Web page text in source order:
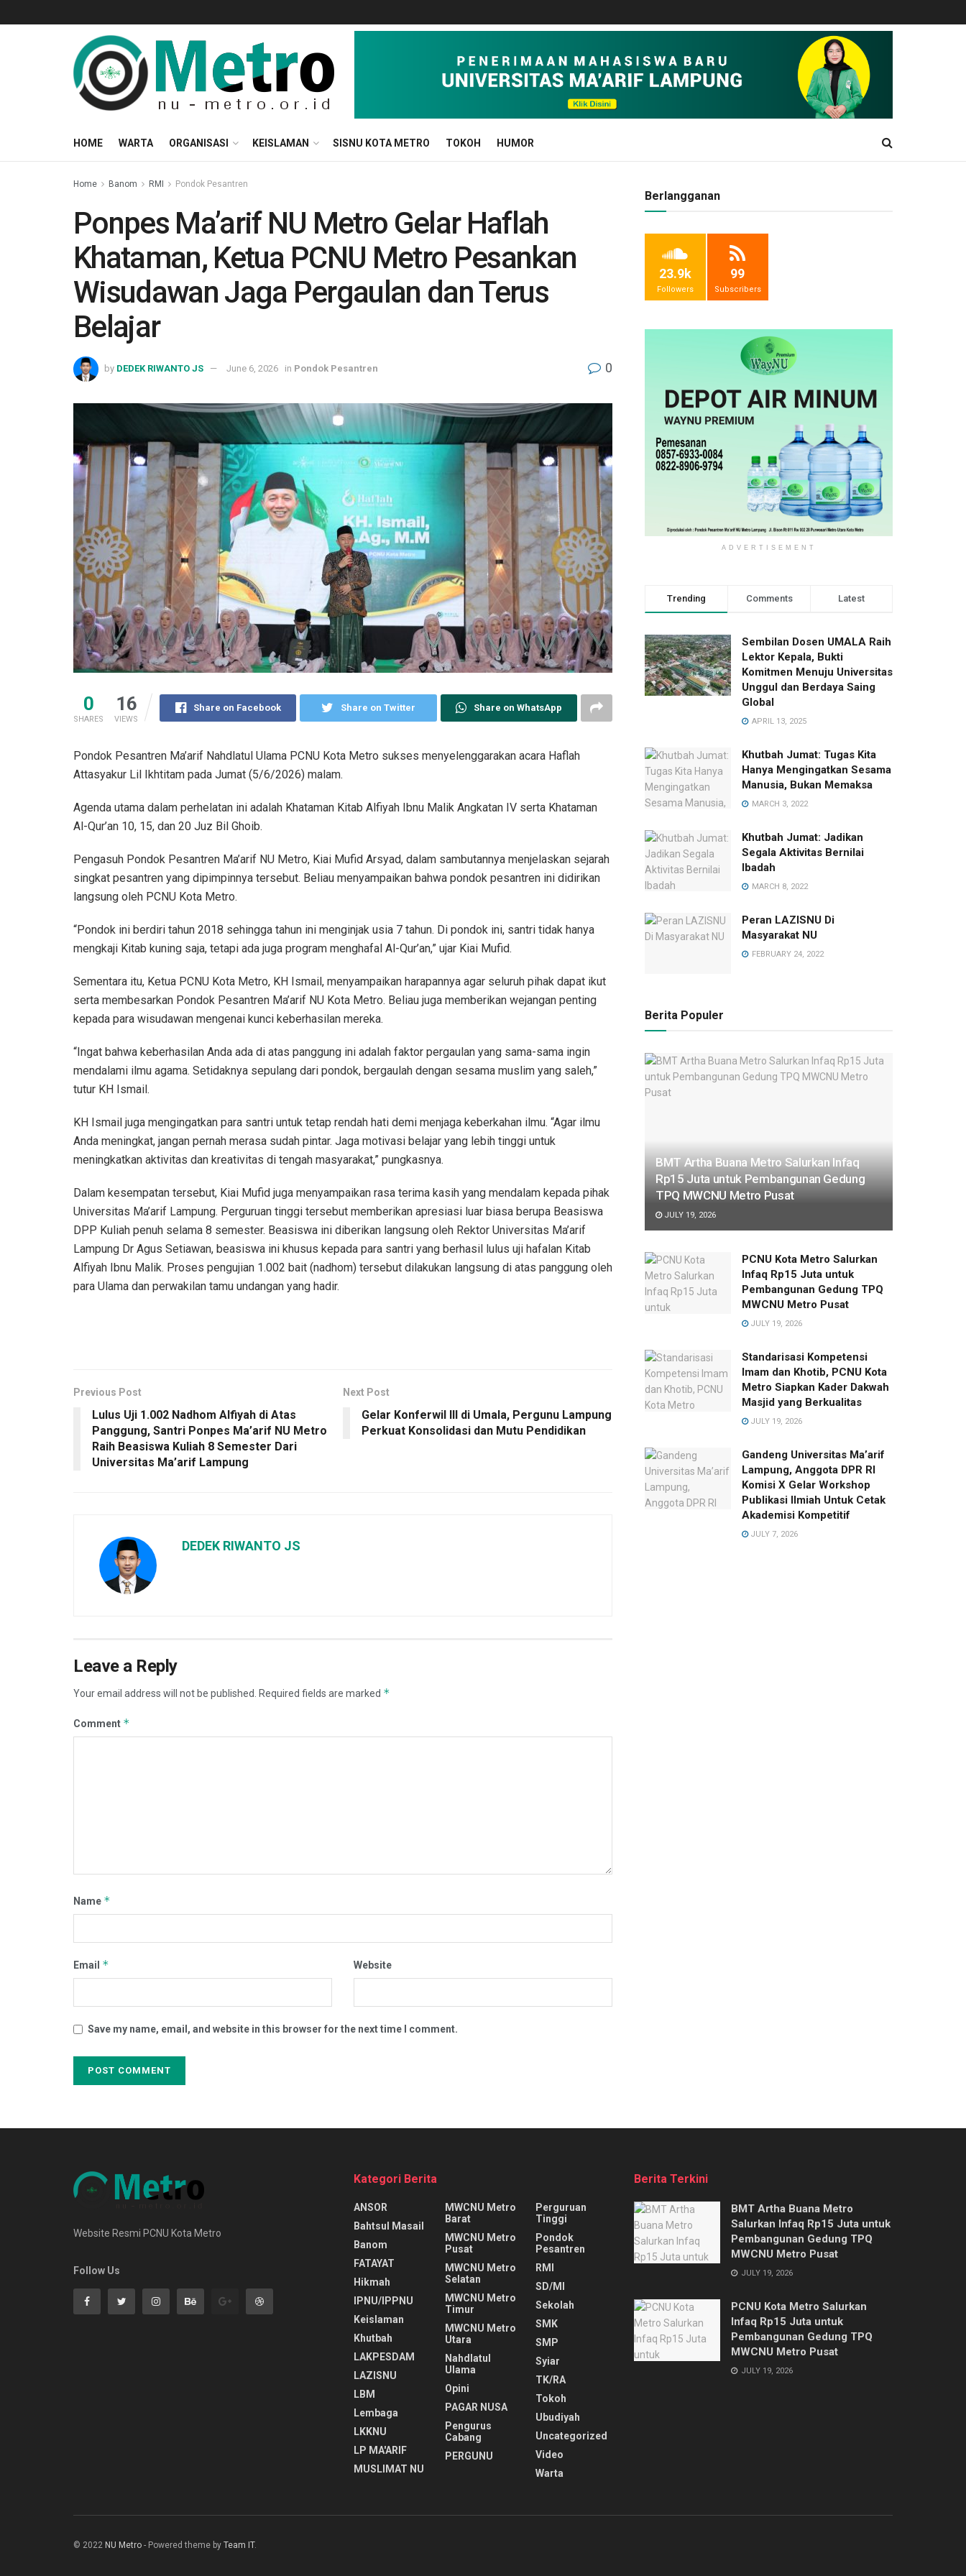
HOME WARTA ORGANISASI KEISLAMAN SISNU KOTA METRO TOKOH HUMOR
Home Banom RMI Pondok Pesantren
Ponpes Ma’arif NU Metro Gelar Haflah
Khataman, Ketua PCNU Metro Pesankan
Wisudawan Jaga Pergaulan dan Terus
Belajar
by DEDEK RIWANTO JS June 6, 2026 in Pondok Pesantren 0
0
SHARES
16
VIEWS
Share on Facebook Share on Twitter Share on WhatsApp
Pondok Pesantren Ma’arif Nahdlatul Ulama PCNU Kota Metro sukses menyelenggarakan acara Haflah
Attasyakur Lil Ikhtitam pada Jumat (5/6/2026) malam.
Agenda utama dalam perhelatan ini adalah Khataman Kitab Alfiyah Ibnu Malik Angkatan IV serta Khataman
Al-Qur’an 10, 15, dan 20 Juz Bil Ghoib.
Pengasuh Pondok Pesantren Ma’arif NU Metro, Kiai Mufid Arsyad, dalam sambutannya menjelaskan sejarah
singkat pesantren yang dipimpinnya tersebut. Beliau menyampaikan bahwa pondok pesantren ini didirikan
langsung oleh PCNU Kota Metro.
“Pondok ini berdiri tahun 2018 sehingga tahun ini menginjak usia 7 tahun. Di pondok ini, santri tidak hanya
mengkaji Kitab kuning saja, tetapi ada juga program menghafal Al-Qur’an,” ujar Kiai Mufid.
Sementara itu, Ketua PCNU Kota Metro, KH Ismail, menyampaikan harapannya agar seluruh pihak dapat ikut
serta membesarkan Pondok Pesantren Ma’arif NU Kota Metro. Beliau juga memberikan wejangan penting
kepada para wisudawan mengenai kunci keberhasilan mereka.
“Ingat bahwa keberhasilan Anda ada di atas panggung ini adalah faktor pergaulan yang sama-sama ingin
mendalami ilmu agama. Setidaknya sepulang dari pondok, bergaulah dengan sesama muslim yang saleh,”
tutur KH Ismail.
KH Ismail juga mengingatkan para santri untuk tetap rendah hati demi menjaga keberkahan ilmu. “Agar ilmu
Anda meningkat, jangan pernah merasa sudah pintar. Jaga motivasi belajar yang lebih tinggi untuk
meningkatkan aktivitas dan kreativitas di tengah masyarakat,” pungkasnya.
Dalam kesempatan tersebut, Kiai Mufid juga menyampaikan rasa terima kasih yang mendalam kepada pihak
Universitas Ma’arif Lampung. Perguruan tinggi tersebut memberikan apresiasi luar biasa berupa Beasiswa
DPP Kuliah penuh selama 8 semester. Beasiswa ini diberikan langsung oleh Rektor Universitas Ma’arif
Lampung Dr Agus Setiawan, beasiswa ini khusus kepada para santri yang berhasil lulus uji hafalan Kitab
Alfiyah Ibnu Malik. Proses pengujian 1.002 bait (nadhom) tersebut dilakukan langsung di atas panggung oleh
para Ulama dan perwakilan tamu undangan yang hadir.
Previous Post
Lulus Uji 1.002 Nadhom Alfiyah di Atas
Panggung, Santri Ponpes Ma’arif NU Metro
Raih Beasiswa Kuliah 8 Semester Dari
Universitas Ma’arif Lampung
Next Post
Gelar Konferwil III di Umala, Pergunu Lampung
Perkuat Konsolidasi dan Mutu Pendidikan
DEDEK RIWANTO JS
Leave a Reply
Your email address will not be published. Required fields are marked *
Comment *
Name *
Email * Website
Save my name, email, and website in this browser for the next time I comment.
Berlangganan
23.9k
Followers
99
Subscribers
ADVERTISEMENT
Trending Comments Latest
Sembilan Dosen UMALA Raih
Lektor Kepala, Bukti
Komitmen Menuju Universitas
Unggul dan Berdaya Saing
Global
APRIL 13, 2025
Khutbah Jumat: Tugas Kita
Hanya Mengingatkan Sesama
Manusia, Bukan Memaksa
MARCH 3, 2022
Khutbah Jumat: Jadikan
Segala Aktivitas Bernilai
Ibadah
MARCH 8, 2022
Peran LAZISNU Di
Masyarakat NU
FEBRUARY 24, 2022
Berita Populer
BMT Artha Buana Metro Salurkan Infaq
Rp15 Juta untuk Pembangunan Gedung
TPQ MWCNU Metro Pusat
JULY 19, 2026
PCNU Kota Metro Salurkan
Infaq Rp15 Juta untuk
Pembangunan Gedung TPQ
MWCNU Metro Pusat
JULY 19, 2026
Standarisasi Kompetensi
Imam dan Khotib, PCNU Kota
Metro Siapkan Kader Dakwah
Masjid yang Berkualitas
JULY 19, 2026
Gandeng Universitas Ma’arif
Lampung, Anggota DPR RI
Komisi X Gelar Workshop
Publikasi Ilmiah Untuk Cetak
Akademisi Kompetitif
JULY 7, 2026
Website Resmi PCNU Kota Metro
Follow Us
Kategori Berita
ANSOR
Bahtsul Masail
Banom
FATAYAT
Hikmah
IPNU/IPPNU
Keislaman
Khutbah
LAKPESDAM
LAZISNU
LBM
Lembaga
LKKNU
LP MA'ARIF
MUSLIMAT NU
MWCNU Metro
Barat
MWCNU Metro
Pusat
MWCNU Metro
Selatan
MWCNU Metro
Timur
MWCNU Metro
Utara
Nahdlatul
Ulama
Opini
PAGAR NUSA
Pengurus
Cabang
PERGUNU
Perguruan
Tinggi
Pondok
Pesantren
RMI
SD/MI
Sekolah
SMK
SMP
Syiar
TK/RA
Tokoh
Ubudiyah
Uncategorized
Video
Warta
Berita Terkini
BMT Artha Buana Metro
Salurkan Infaq Rp15 Juta untuk
Pembangunan Gedung TPQ
MWCNU Metro Pusat
JULY 19, 2026
PCNU Kota Metro Salurkan
Infaq Rp15 Juta untuk
Pembangunan Gedung TPQ
MWCNU Metro Pusat
JULY 19, 2026
© 2022 NU Metro - Powered theme by Team IT.